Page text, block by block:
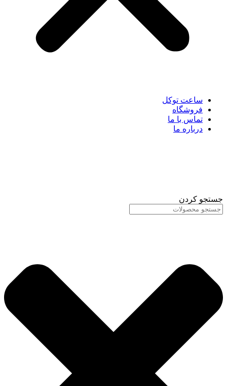
ساعت توکل
فروشگاه
تماس با ما
درباره ما
جستجو کردن